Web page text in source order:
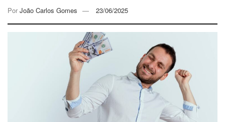
Por João Carlos Gomes 23/06/2025